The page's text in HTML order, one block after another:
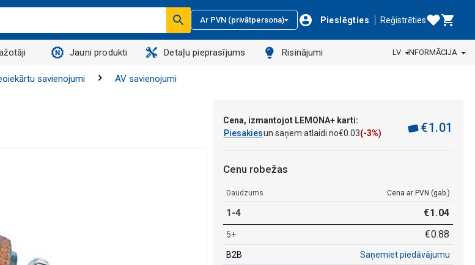
Ar PVN (privātpersona) Pieslēgties Reģistrēties
Jauni produkti Detaļu pieprasījums Risinājumi LV INFORMĀCIJA
savienojumi AV savienojumi
Cena, izmantojot LEMONA+ karti:
Piesakiesun saņem atlaidi no€0 03(-3%) €1.01
Cenu robežas
Daudzums Cena ar PVN (gab.)
1-4 €1.04
5+ €0.88
B2B Saņemiet piedāvājumu